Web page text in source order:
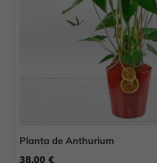
Planta de Anthurium
38,00 €